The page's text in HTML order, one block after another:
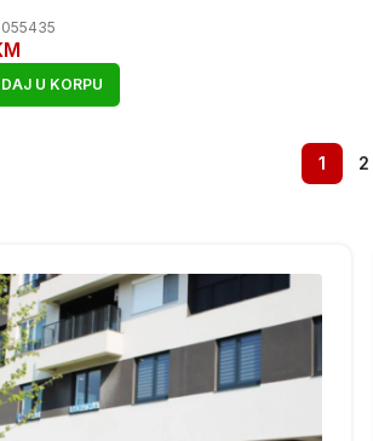
055435
U KORPU
1 2